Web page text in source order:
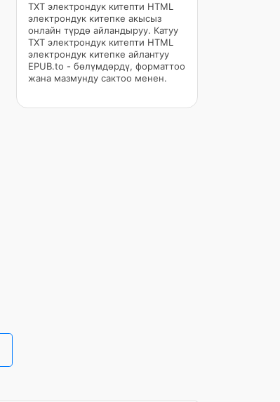
TXT электрондук китепти HTML
электрондук китепке акысыз
онлайн түрдө айландыруу. Катуу
TXT электрондук китепти HTML
электрондук китепке айлантуу
EPUB.to - бөлүмдөрдү, форматтоо
жана мазмунду сактоо менен.